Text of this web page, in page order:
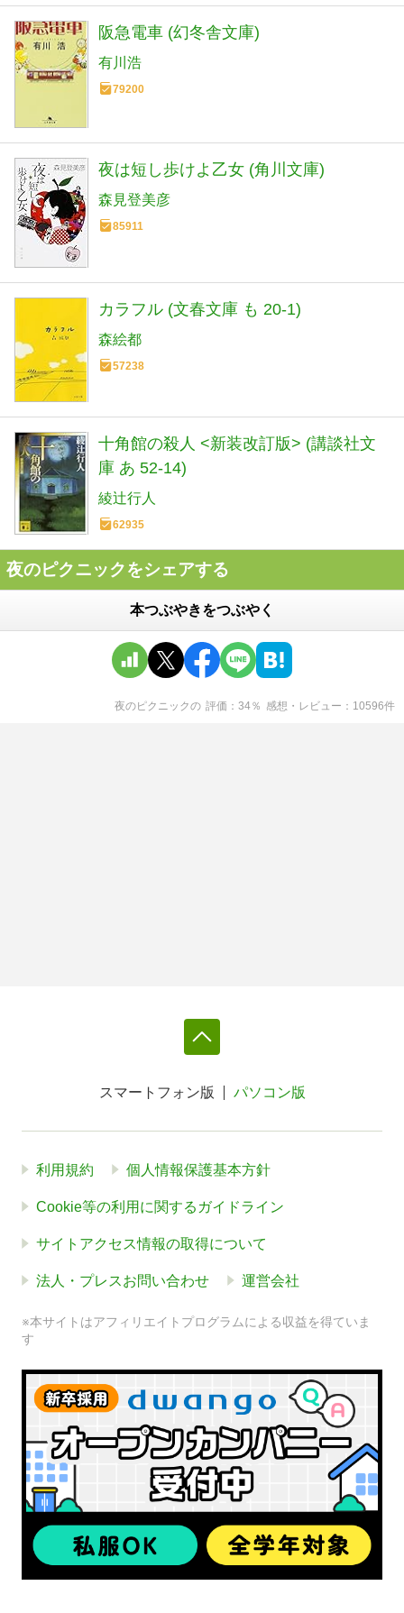
阪急電車 (幻冬舎文庫)
有川浩
79200
夜は短し歩けよ乙女 (角川文庫)
森見登美彦
85911
カラフル (文春文庫 も 20-1)
森絵都
57238
十角館の殺人 <新装改訂版> (講談社文
庫 あ 52-14)
綾辻行人
62935
夜のピクニックをシェアする
本つぶやきをつぶやく
夜のピクニックの 評価 34％ 感想・レビュー 10596件
スマートフォン版 パソコン版
利用規約 個人情報保護基本方針
Cookie等の利用に関するガイドライン
サイトアクセス情報の取得について
法人・プレスお問い合わせ 運営会社
※本サイトはアフィリエイトプログラムによる収益を得ていま
す